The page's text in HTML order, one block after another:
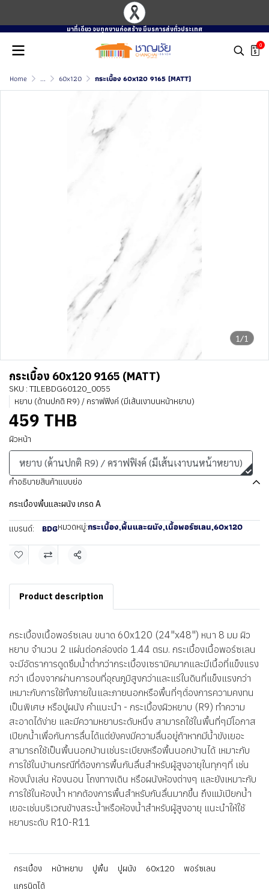
มาที่เดียว จบทุกงานก่อสร้าง มีบรการส่งทั่วประเทศ
0
Home ... 60x120 กระเบื้อง 60x120 9165 (MATT)
1/1
กระเบื้อง 60x120 9165 (MATT)
SKU : TILEBDG60120_0055
หยาบ (ด้านปกติ R9) / คราฟฟิงค์ (มีเส้นเงาบนหน้าหยาบ)
459 THB
ผิวหน้า
หยาบ (ด้านปกติ R9) / คราฟฟิงค์ (มีเส้นเงาบนหน้าหยาบ)
คำอธิบายสินค้าแบบย่อ
กระเบื้องพื้นและผนัง เกรด A
แบรนด์: BDGหมวดหมู่:กระเบื้อง,พื้นและผนัง,เนื้อพอร์ซเลน,60x120
แชร์
Product description
กระเบื้องเนื้อพอร์ซเลน ขนาด 60x120 (24"x48") หนา 8 มม ผิว
หยาบ จำนวน 2 แผ่นต่อกล่องต่อ 1.44 ตรม. กระเบื้องเนื้อพอร์ซเลน
จะมีอัตราการดูดซึมน้ำต่ำกว่ากระเบื้องเซรามิคมากและมีเนื้อที่แข็งแรง
กว่า เนื่องจากผ่านการอบที่อุณภูมิสูงกว่าและแร่ในดินที่แข็งแรงกว่า
เหมาะกับการใช้ทั้งภายในและภายนอกหรือพื้นที่ๆต้่องการความคงทน
เป็นพิเศษ หรือปูผนัง คำแนะนำ - กระเบื้องผิวหยาบ (R9) ทำความ
สะอาดได้ง่าย และมีความหยาบระดับหนึ่ง สามารถใช้ในพื้นที่ๆมีโอกาส
เปียกน้ำเพื่อกันการลื่นได้แต่ยังคงมีความลื่นอยู่ถ้าหากมีน้ำขังเยอะ
สามารถใช้เป็นพื้นนอกบ้านเช่นระเบียงหรือพื้นนอกบ้านได้ เหมาะกับ
การใช้ในบ้านกรณีที่ต้องการพื้นกันลื่นสำหรับผู้สูงอายุในทุกๆที่ เช่น
ห้องนั่งเล่น ห้องนอน โถงทางเดิน หรือผนังห้องต่างๆ และยังเหมาะกับ
การใช้ในห้องน้ำ หากต้องการพื้นสำหรับกันลื่นมากขึ้น ถึงแม้เปียกน้ำ
เยอะเช่นบริเวณข้างสระน้ำหรือห้องน้ำสำหรับผู้สูงอายุ แนะนำให้ใช้
หยาบระดับ R10-R11
กระเบื้อง หน้าหยาบ ปูพื้น ปูผนัง 60x120
พอร์ซเลน
แกรนิตโต้